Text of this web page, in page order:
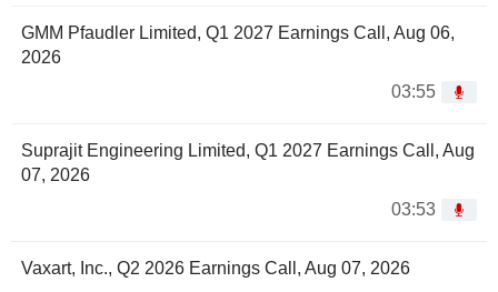
GMM Pfaudler Limited, Q1 2027 Earnings Call, Aug 06,
2026
03:55
Suprajit Engineering Limited, Q1 2027 Earnings Call, Aug
07, 2026
03:53
Vaxart, Inc., Q2 2026 Earnings Call, Aug 07, 2026